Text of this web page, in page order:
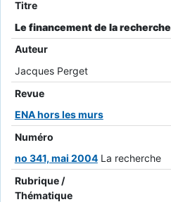
Titre
Le financement de la recherche
Auteur
Jacques Perget
Revue
ENA hors les murs
Numéro
no 341, mai 2004 La recherche
Rubrique /
Thématique